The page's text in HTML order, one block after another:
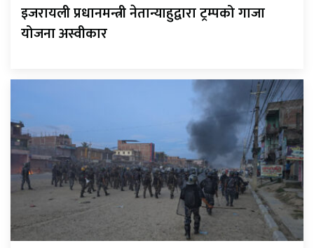
इजरायली प्रधानमन्त्री नेतान्याहुद्वारा ट्रम्पको गाजा
योजना अस्वीकार